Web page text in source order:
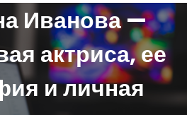
Иванова —
актриса, ее
и личная